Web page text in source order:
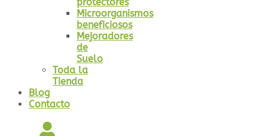
protectores
Microorganismos
beneficiosos
Mejoradores
de
Suelo
Toda la
Tienda
Blog
Contacto